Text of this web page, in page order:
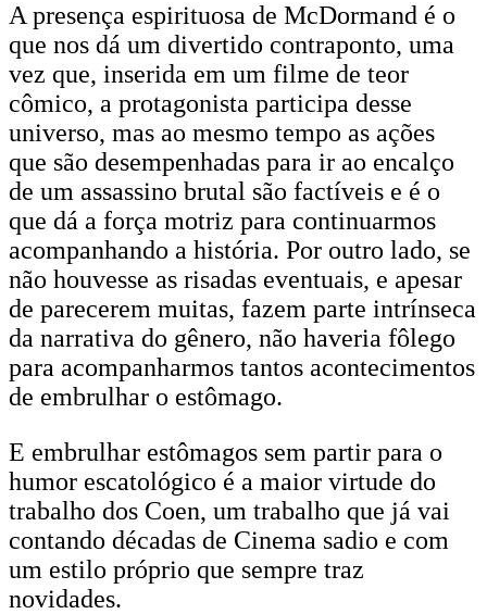
A presença espirituosa de McDormand é o
que nos dá um divertido contraponto, uma
vez que, inserida em um filme de teor
cômico, a protagonista participa desse
universo, mas ao mesmo tempo as ações
que são desempenhadas para ir ao encalço
de um assassino brutal são factíveis e é o
que dá a força motriz para continuarmos
acompanhando a história. Por outro lado, se
não houvesse as risadas eventuais, e apesar
de parecerem muitas, fazem parte intrínseca
da narrativa do gênero, não haveria fôlego
para acompanharmos tantos acontecimentos
de embrulhar o estômago.
E embrulhar estômagos sem partir para o
humor escatológico é a maior virtude do
trabalho dos Coen, um trabalho que já vai
contando décadas de Cinema sadio e com
um estilo próprio que sempre traz
novidades.